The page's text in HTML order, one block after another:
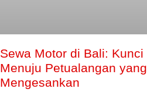
Sewa Motor di Bali: Kunci
Menuju Petualangan yang
Mengesankan